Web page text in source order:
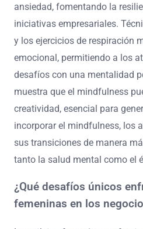
ansiedad, fomentando la
iniciativas empresariales.
y los ejercicios de respiración
emocional, permitiendo a los
desafíos con una mentalidad
muestra que el mindfulness
creatividad, esencial para
incorporar el mindfulness, los
sus transiciones de manera
tanto la salud mental como el
¿Qué desafíos únicos
femeninas en los